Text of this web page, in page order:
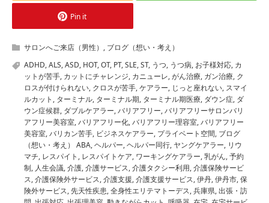
Pin it
サロンへご来店（男性） , ブログ（想い・考え）
ADHD,ALS,ASD, HOT,OT, PT,SLE,ST, うつ, うつ病, お子様対応, カ
ットが苦手, カットにチャレンジ, カニューレ,がん治療, ガン治療, ク
ロスが付けられない, クロスが苦手,ケアラー, じっと座れない, スマイ
ルカット , ターミナル, ターミナル期, ターミナル期医療, ダウン症, ダ
ウン症候群, ダブルケアラー,バリアフリー,バリアフリーサロンバリ
アフリー美容室,バリアフリー化,バリアフリー理容室,バリアフリー
美容室,バリカン苦手, ビジネスケアラー, プライベート空間, ブログ
（想い・考え） ABA,ヘルパー,ヘルパー同行, ヤングケアラー, リウ
マチ, レスパイト , レスパイトケア, ワーキングケアラー,乳がん,予約
制, 人生会議,介護,介護サービス,介護タクシー利用,介護保険サービ
ス,介護保険外サービス,介護支援,介護支援サービス,伊丹,伊丹市,保
険外サービス, 先天性疾患,全身性エリテマトーデス,兵庫県,出張・訪